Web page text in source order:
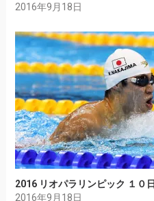
2016年9月18日
2016 リオパラリンピック １０
2016年9月18日